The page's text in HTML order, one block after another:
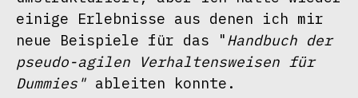
einige Erlebnisse aus denen ich mir
neue Beispiele für das "Handbuch der
pseudo-agilen Verhaltensweisen für
Dummies" ableiten konnte.